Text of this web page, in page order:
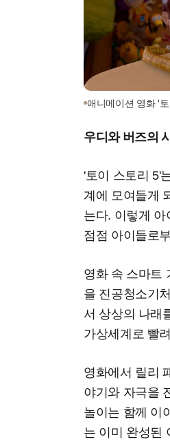
애니메이션 영화 '
우디와 버즈의
'토이 스토리 5'
계에 모여들게
는다. 이렇게
점점 아이들로
영화 속 스마트
을 진공청소기
서 상상의 나래
가상세계로 빨
영화에서 릴리
야기와 자극을
놀이는 함께 이
는 이미 완성된